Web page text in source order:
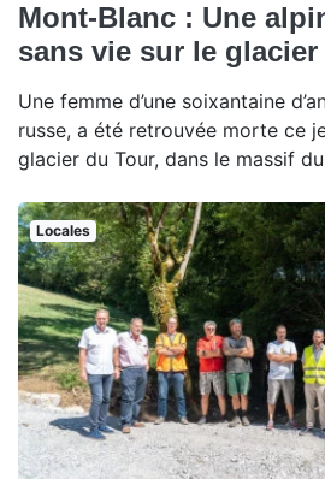
Mont-Blanc : Une
sans vie sur le
Une femme d’une soixantaine
russe, a été retrouvée morte ce
glacier du Tour, dans le massif
Locales